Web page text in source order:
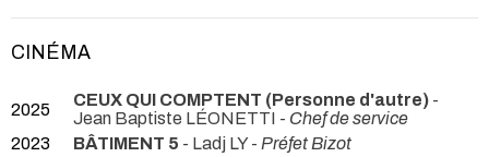
CINÉMA
2025 CEUX QUI COMPTENT (Personne d'autre) -
Jean Baptiste LÉONETTI - Chef de service
2023
BÂTIMENT 5 - Ladj LY - Préfet Bizot